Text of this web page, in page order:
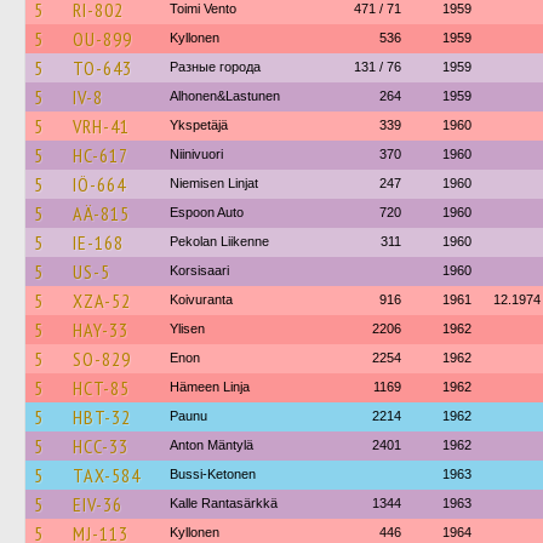
5 RI-802 Toimi Vento 471 / 71 1959
5 OU-899 Kyllonen 536 1959
5 TO-643 Разные города 131 / 76 1959
5 IV-8 Alhonen&Lastunen 264 1959
5 VRH-41 Ykspetäjä 339 1960
5 HC-617 Niinivuori 370 1960
5 IÖ-664 Niemisen Linjat 247 1960
5 AÄ-815 Espoon Auto 720 1960
5 IE-168 Pekolan Liikenne 311 1960
5 US-5 Korsisaari 1960
5 XZA-52 Koivuranta 916 1961 12.1974
5 HAY-33 Ylisen 2206 1962
5 SO-829 Enon 2254 1962
5 HCT-85 Hämeen Linja 1169 1962
5 HBT-32 Paunu 2214 1962
5 HCC-33 Anton Mäntylä 2401 1962
5 TAX-584 Bussi-Ketonen 1963
5 EIV-36 Kalle Rantasärkkä 1344 1963
5 MJ-113 Kyllonen 446 1964